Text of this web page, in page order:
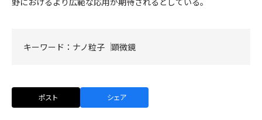
キーワード： ナノ粒子 顕微鏡
ポスト シェア